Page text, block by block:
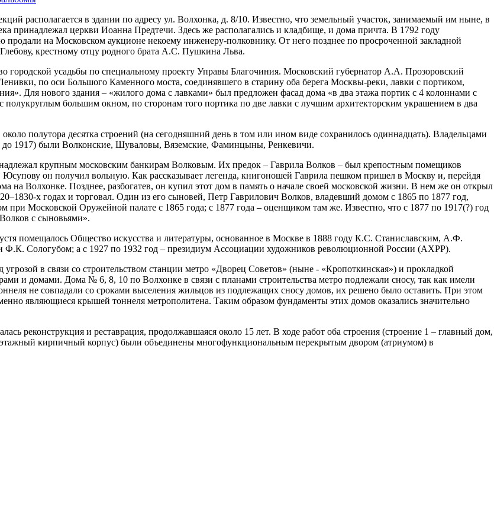
располагается в здании по адресу ул. Волхонка, д. 8/10. Известно, что земельный участок, занимаемый им ныне, в
принадлежал церкви Иоанна Предтечи. Здесь же располагались и кладбище, и дома причта. В 1792 году
продали на Московском аукционе некоему инженеру-полковнику. От него позднее по просроченной закладной
крестному отцу родного брата А.С. Пушкина Льва.
городской усадьбы по специальному проекту Управы Благочиния. Московский губернатор А.А. Прозоровский
по оси Большого Каменного моста, соединявшего в старину оба берега Москвы-реки, лавки с портиком,
Для нового здания – «жилого дома с лавками» был предложен фасад дома «в два этажа портик с 4 колоннами с
полукруглым большим окном, по сторонам того портика по две лавки с лучшим архитекторским украшением в два
полутора десятка строений (на сегодняшний день в том или ином виде сохранилось одиннадцать). Владельцами
до 1917) были Волконские, Шуваловы, Вяземские, Фаминцыны, Ренкевичи.
крупным московским банкирам Волковым. Их предок – Гаврила Волков – был крепостным помещиков
он получил вольную. Как рассказывает легенда, книгоношей Гаврила пешком пришел в Москву и, перейдя
на Волхонке. Позднее, разбогатев, он купил этот дом в память о начале своей московской жизни. В нем же он открыл
х годах и торговал. Один из его сыновей, Петр Гаврилович Волков, владевший домом с 1865 по 1877 год,
при Московской Оружейной палате с 1865 года; с 1877 года – оценщиком там же. Известно, что с 1877 по 1917(?) год
с сыновьями».
помещалось Общество искусства и литературы, основанное в Москве в 1888 году К.С. Станиславским, А.Ф.
Сологубом; а с 1927 по 1932 год – президиум Ассоциации художников революционной России (АХРР).
угрозой в связи со строительством станции метро «Дворец Советов» (ныне - «Кропоткинская») и прокладкой
и домами. Дома № 6, 8, 10 по Волхонке в связи с планами строительства метро подлежали сносу, так как имели
не совпадали со сроками выселения жильцов из подлежащих сносу домов, их решено было оставить. При этом
являющиеся крышей тоннеля метрополитена. Таким образом фундаменты этих домов оказались значительно
реконструкция и реставрация, продолжавшаяся около 15 лет. В ходе работ оба строения (строение 1 – главный дом,
кирпичный корпус) были объединены многофункциональным перекрытым двором (атриумом) в